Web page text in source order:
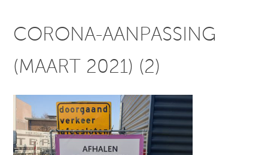
CORONA-AANPASSING
(MAART 2021) (2)